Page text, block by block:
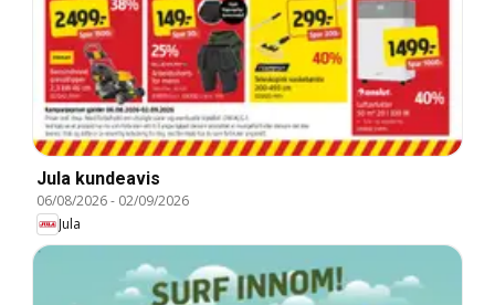
Jula kundeavis
06/08/2026- 02/09/2026
Jula